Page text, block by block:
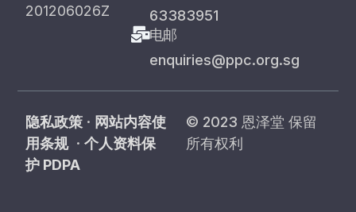
201206026Z
63383951
电邮
enquiries@ppc.org.sg
隐私政策 · 网站内容使
用条规·个人资料保
护 PDPA
© 2023 恩泽堂 保留
所有权利